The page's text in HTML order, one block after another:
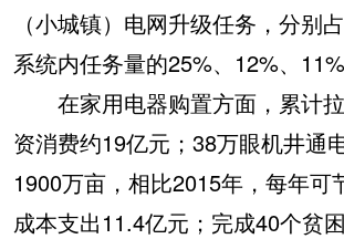
（小城镇）电网升级任务，分别
系统内任务量的25%、12%、11%
在家用电器购置方面，累计
资消费约19亿元；38万眼机井通
1900万亩，相比2015年，每年可
成本支出11.4亿元；完成40个贫